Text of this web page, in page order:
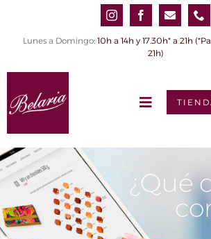
contenido
Lunes a Domingo: 10h a 14h y 17.30h* a 21h
21h)
Toggle
INICIO
QUIÉNES SOMOS
PRODUCTOS
0,00€
¿Qué